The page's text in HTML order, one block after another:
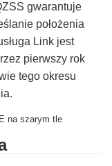
gwarantuje
położenia
Link jest
pierwszy rok
tego okresu